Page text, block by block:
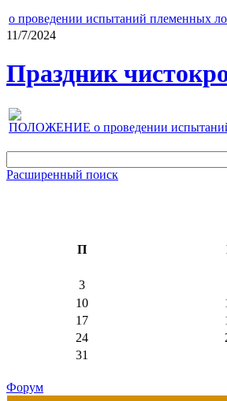
о проведении испытаний племенных
11/7/2024
Праздник
ПОЛОЖЕНИЕ о проведении испытаний
Расширенный поиск
П
3
10
17
24
31
Форум